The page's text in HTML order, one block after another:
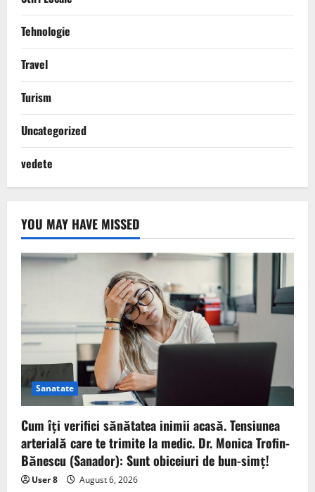
Tehnologie
Travel
Turism
Uncategorized
vedete
YOU MAY HAVE MISSED
Sanatate
Cum îți verifici sănătatea inimii acasă. Tensiunea
arterială care te trimite la medic. Dr. Monica Trofin-
Bănescu (Sanador): Sunt obiceiuri de bun-simț!
User 8 August 6, 2026